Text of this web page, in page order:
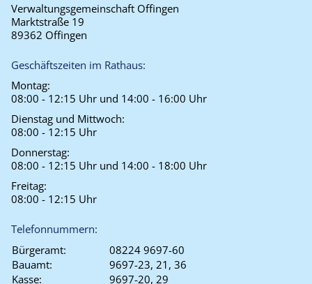
Verwaltungsgemeinschaft Offingen
Marktstraße 19
89362 Offingen
Geschäftszeiten im Rathaus:
Montag:
08:00 - 12:15 Uhr und 14:00 - 16:00 Uhr
Dienstag und Mittwoch:
08:00 - 12:15 Uhr
Donnerstag:
08:00 - 12:15 Uhr und 14:00 - 18:00 Uhr
Freitag:
08:00 - 12:15 Uhr
Telefonnummern:
Bürgeramt:
08224 9697-60
Bauamt:
9697-23, 21, 36
Kasse:
9697-20, 29